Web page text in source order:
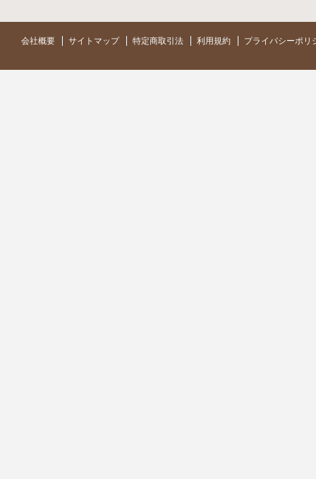
会社概要 サイトマップ 特定商取引法 利用規約 プライバシーポリ